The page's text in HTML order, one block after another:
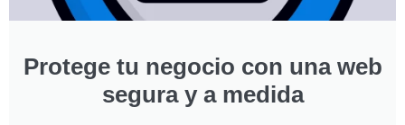
Protege tu negocio con una web
segura y a medida